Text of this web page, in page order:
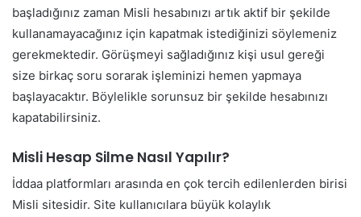
başladığınız zaman Misli hesabınızı artık aktif bir şekilde
kullanamayacağınız için kapatmak istediğinizi söylemeniz
gerekmektedir. Görüşmeyi sağladığınız kişi usul gereği
size birkaç soru sorarak işleminizi hemen yapmaya
başlayacaktır. Böylelikle sorunsuz bir şekilde hesabınızı
kapatabilirsiniz.
Misli Hesap Silme Nasıl Yapılır?
İddaa platformları arasında en çok tercih edilenlerden birisi
Misli sitesidir. Site kullanıcılara büyük kolaylık